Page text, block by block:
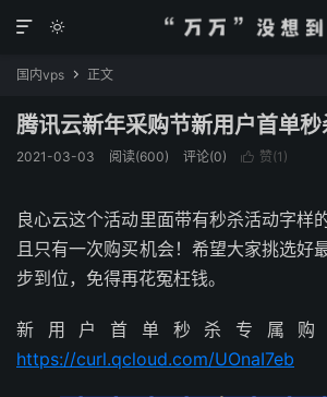


国内vps  正文
腾讯云新年采购节新用户首单
2021-03-03 阅读(600) 评论(0)  赞(1 )
良心云这个活动里面带有秒杀活动字样
且只有一次购买机会！希望大家挑选好
步到位，免得再花冤枉钱。
新用户首单秒杀专属购
https://curl.qcloud.com/UOnaI7eb